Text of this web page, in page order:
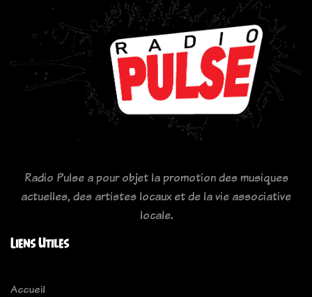
Radio Pulse a pour objet la promotion des musiques
actuelles, des artistes locaux et de la vie associative
locale.
Liens Utiles
Accueil